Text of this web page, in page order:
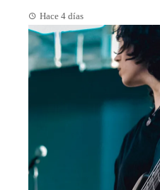
Hace 4 días